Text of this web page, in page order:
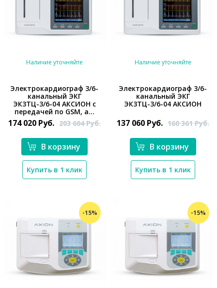
*}
Наличие уточняйте
Электрокардиограф 3/6-
канальный ЭКГ
ЭК3ТЦ-3/6-04 АКСИОН с
передачей по GSM, а...
174 020 Руб. 203 604Руб.
В корзину
Купить в 1 клик
*}
Наличие уточняйте
Электрокардиограф 3/6-
канальный ЭКГ
ЭК3ТЦ-3/6-04 АКСИОН
137 060 Руб. 160 361Руб.
В корзину
Купить в 1 клик
-15% -15%